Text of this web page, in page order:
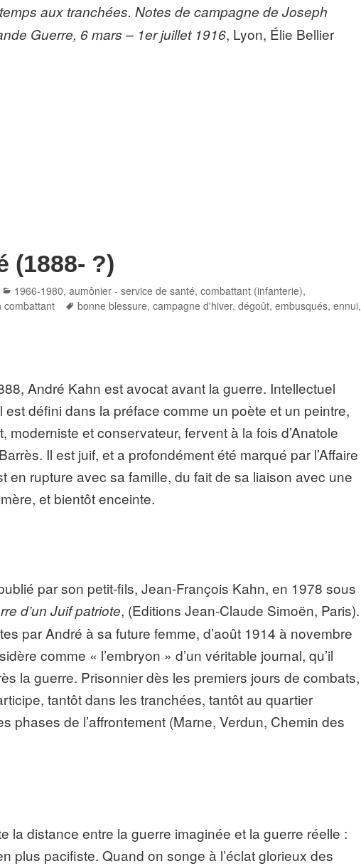
aux tranchées. Notes de campagne de Joseph
Guerre, 6 mars – 1er juillet 1916, Lyon, Élie Bellier
(1888- ?)
Categories
1966-1980,aumônier - service de santé,combattant (infanterie),
combattant Tags
bonne blessure,campagne d'hiver,dégoût,embusqués,ennui,
André Kahn est avocat avant la guerre. Intellectuel
est défini dans la préface comme un poète et un peintre,
moderniste et conservateur, fervent à la fois d’Anatole
Il est juif, et a profondément été marqué par l’Affaire
en rupture avec sa famille, du fait de sa liaison avec une
et bientôt enceinte.
par son petit-fils, Jean-François Kahn, en 1978 sous
d’un Juif patriote, (Editions Jean-Claude Simoën, Paris).
par André à sa future femme, d’août 1914 à novembre
comme « l’embryon » d’un véritable journal, qu’il
la guerre. Prisonnier dès les premiers jours de combats,
tantôt dans les tranchées, tantôt au quartier
phases de l’affrontement (Marne, Verdun, Chemin des
la distance entre la guerre imaginée et la guerre réelle :
plus pacifiste. Quand on songe à l’éclat glorieux des